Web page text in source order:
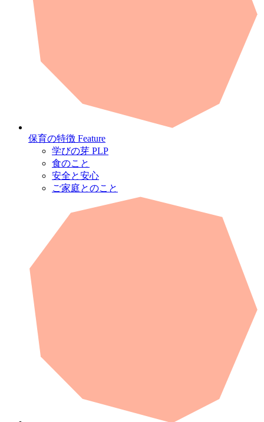
保育の特徴 Feature
学びの芽 PLP
食のこと
安全と安心
ご家庭とのこと